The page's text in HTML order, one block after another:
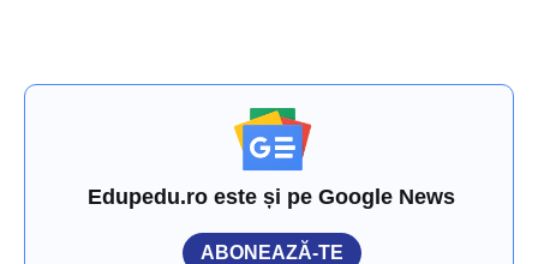
Edupedu.ro este și pe Google News
ABONEAZĂ-TE